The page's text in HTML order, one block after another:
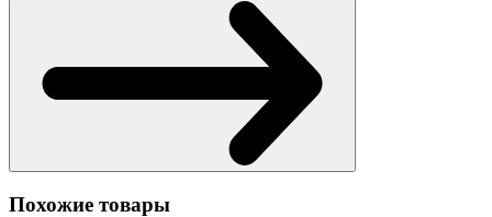
Похожие товары